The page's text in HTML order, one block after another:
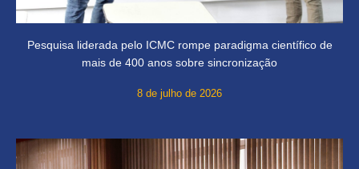
Pesquisa liderada pelo ICMC rompe paradigma científico de
mais de 400 anos sobre sincronização
8 de julho de 2026